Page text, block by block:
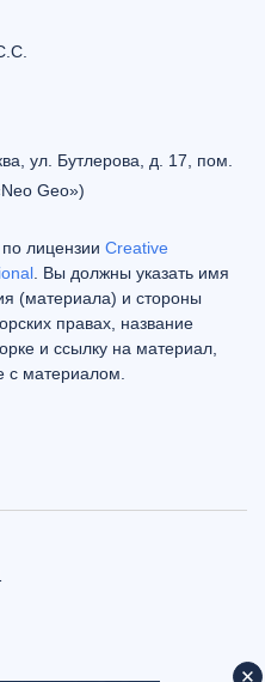
ул. Бутлерова, д. 17, пом.
Geo»)
лицензии Creative
. Вы должны указать имя
(материала) и стороны
правах, название
и ссылку на материал,
с материалом.